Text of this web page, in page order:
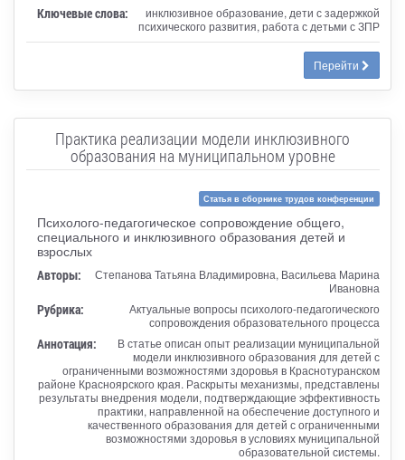
Ключевые слова:
инклюзивное образование, дети с задержкой
психического развития, работа с детьми с ЗПР
Перейти
Практика реализации модели инклюзивного
образования на муниципальном уровне
Статья в сборнике трудов конференции
Психолого-педагогическое сопровождение общего,
специального и инклюзивного образования детей и
взрослых
Авторы:
Степанова Татьяна Владимировна, Васильева Марина
Ивановна
Рубрика:
Актуальные вопросы психолого-педагогического
сопровождения образовательного процесса
Аннотация:
В статье описан опыт реализации муниципальной
модели инклюзивного образования для детей с
ограниченными возможностями здоровья в Краснотуранском
районе Красноярского края. Раскрыты механизмы, представлены
результаты внедрения модели, подтверждающие эффективность
практики, направленной на обеспечение доступного и
качественного образования для детей с ограниченными
возможностями здоровья в условиях муниципальной
образовательной системы.